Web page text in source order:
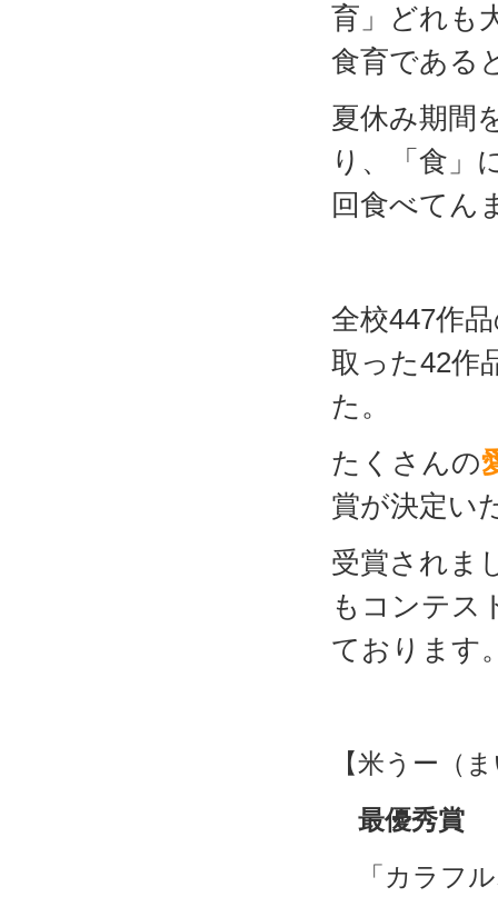
育」どれも
食育である
夏休み期間
り、「食」
回食べてん
全校447作
取った42作
た。
たくさんの
賞が決定い
受賞されま
もコンテス
ております
【米うー（
最優秀賞
「カラフル